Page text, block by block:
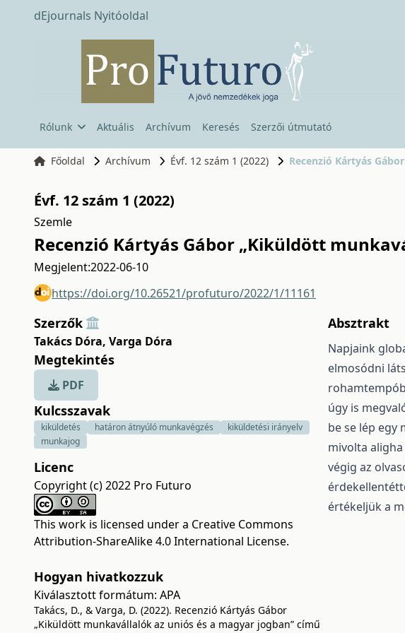
dEjournals Nyitóoldal
Rólunk Aktuális Archívum Keresés Szerzői útmutató
Főoldal Archívum Évf. 12 szám 1 (2022) Recenzió Kártyás
Évf. 12 szám 1 (2022)
Szemle
Recenzió Kártyás Gábor „Kiküldött
Megjelent:2022-06-10
https://doi.org/10.26521/profuturo/2022/1/11161
Szerzők
Takács Dóra, Varga Dóra
Megtekintés
PDF
Kulcsszavak
kiküldetés határon átnyúló munkavégzés
kiküldetési irányelv
munkajog
Licenc
Copyright (c) 2022 Pro Futuro
This work is licensed under a Creative Commons
Attribution-ShareAlike 4.0 International License.
Hogyan hivatkozzuk
Kiválasztott formátum: APA
Takács, D., & Varga, D. (2022). Recenzió Kártyás Gábor
„Kiküldött munkavállalók az uniós és a magyar jogban” című
Absztrakt
Napjaink
elmosódni
úgy is
be se lép egy
mivolta
végig az
értékeljük a